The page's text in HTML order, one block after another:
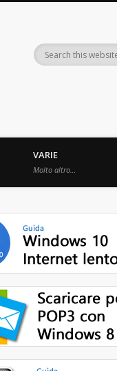
VARIE
Molto altro…